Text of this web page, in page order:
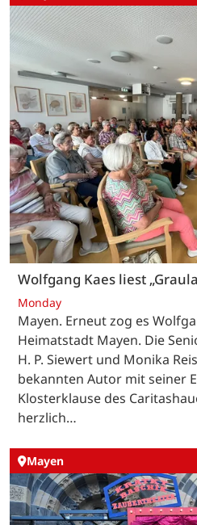
Wolfgang Kaes liest
Monday
Mayen. Erneut zog es
Heimatstadt Mayen. Die
H. P. Siewert und Monika
bekannten Autor mit seiner
Klosterklause des
herzlich…
Mayen